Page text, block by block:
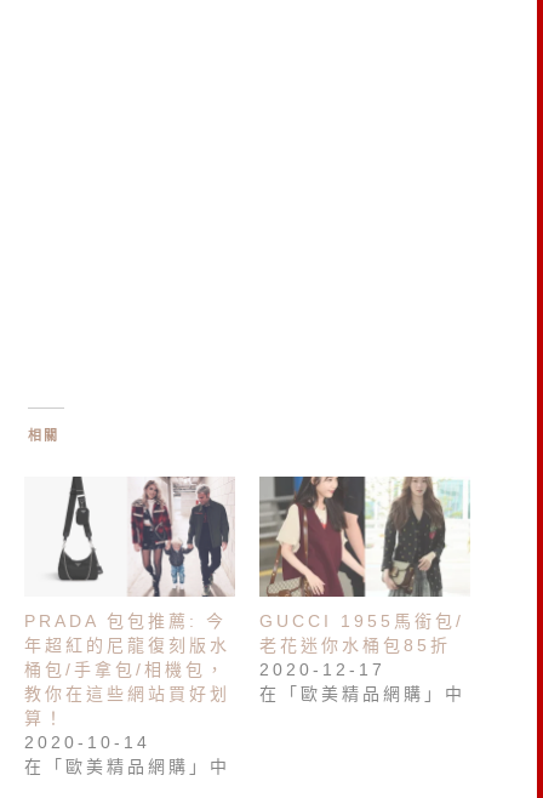
相關
PRADA 包包推薦: 今
年超紅的尼龍復刻版水
桶包/手拿包/相機包，
教你在這些網站買好划
算！
2020-10-14
在「歐美精品網購」中
GUCCI 1955馬銜包/
老花迷你水桶包85折
2020-12-17
在「歐美精品網購」中